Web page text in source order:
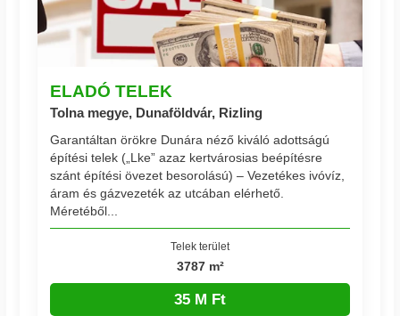
ELADÓ TELEK
Tolna megye, Dunaföldvár, Rizling
Garantáltan örökre Dunára néző kiváló adottságú
építési telek („Lke” azaz kertvárosias beépítésre
szánt építési övezet besorolású) – Vezetékes ivóvíz,
áram és gázvezeték az utcában elérhető.
Méretéből...
Telek terület
3787 m²
35 M Ft